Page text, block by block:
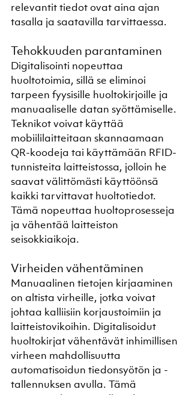
relevantit tiedot ovat aina ajan
tasalla ja saatavilla tarvittaessa.
Tehokkuuden parantaminen
Digitalisointi nopeuttaa
huoltotoimia, sillä se eliminoi
tarpeen fyysisille huoltokirjoille ja
manuaaliselle datan syöttämiselle.
Teknikot voivat käyttää
mobiililaitteitaan skannaamaan
QR-koodeja tai käyttämään RFID-
tunnisteita laitteistossa, jolloin he
saavat välittömästi käyttöönsä
kaikki tarvittavat huoltotiedot.
Tämä nopeuttaa huoltoprosesseja
ja vähentää laitteiston
seisokkiaikoja.
Virheiden vähentäminen
Manuaalinen tietojen kirjaaminen
on altista virheille, jotka voivat
johtaa kalliisiin korjaustoimiin ja
laitteistovikoihin. Digitalisoidut
huoltokirjat vähentävät inhimillisen
virheen mahdollisuutta
automatisoidun tiedonsyötön ja -
tallennuksen avulla. Tämä